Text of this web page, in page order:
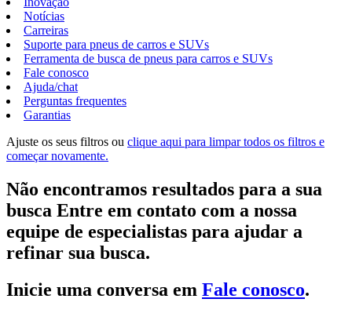
Notícias
Carreiras
Suporte para pneus de carros e SUVs
Ferramenta de busca de pneus para carros e SUVs
Fale conosco
Ajuda/chat
Perguntas frequentes
Garantias
Ajuste os seus filtros ou clique aqui para limpar todos os filtros e
começar novamente.
Não encontramos resultados para a sua
busca Entre em contato com a nossa
equipe de especialistas para ajudar a
refinar sua busca.
Inicie uma conversa em Fale conosco.